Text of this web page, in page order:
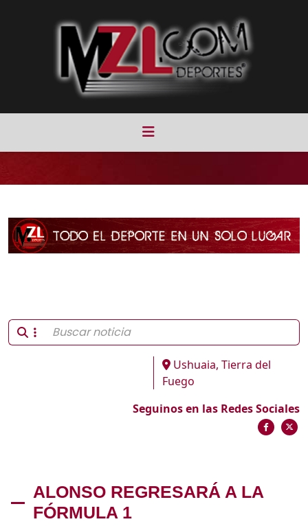
Ushuaia, Tierra del
Fuego
Seguinos en las Redes Sociales
ALONSO REGRESARÁ A LA
FÓRMULA 1